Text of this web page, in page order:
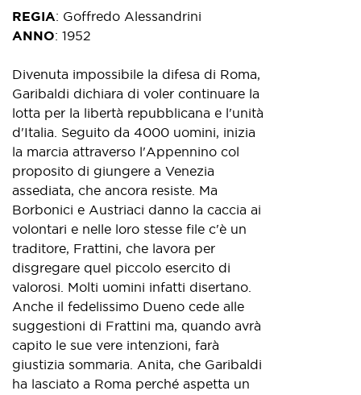
REGIA: Goffredo Alessandrini
ANNO: 1952
Divenuta impossibile la difesa di Roma,
Garibaldi dichiara di voler continuare la
lotta per la libertà repubblicana e l'unità
d'Italia. Seguito da 4000 uomini, inizia
la marcia attraverso l'Appennino col
proposito di giungere a Venezia
assediata, che ancora resiste. Ma
Borbonici e Austriaci danno la caccia ai
volontari e nelle loro stesse file c'è un
traditore, Frattini, che lavora per
disgregare quel piccolo esercito di
valorosi. Molti uomini infatti disertano.
Anche il fedelissimo Dueno cede alle
suggestioni di Frattini ma, quando avrà
capito le sue vere intenzioni, farà
giustizia sommaria. Anita, che Garibaldi
ha lasciato a Roma perché aspetta un